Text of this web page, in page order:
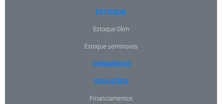
ESTOQUE
Estoque 0km
Estoque seminovos
CONSÓRCIO
SOLUÇÕES
Financiamentos